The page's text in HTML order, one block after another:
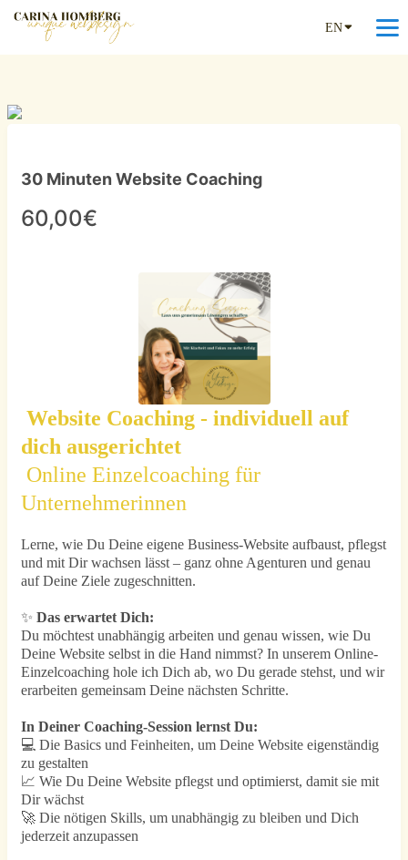
EN
30 Minuten Website Coaching
60,00€
Website Coaching - individuell auf
dich ausgerichtet
Online Einzelcoaching für
Unternehmerinnen
Lerne, wie Du Deine eigene Business-Website aufbaust, pflegst
und mit Dir wachsen lässt – ganz ohne Agenturen und genau
auf Deine Ziele zugeschnitten.
✨ Das erwartet Dich:
Du möchtest unabhängig arbeiten und genau wissen, wie Du
Deine Website selbst in die Hand nimmst? In unserem Online-
Einzelcoaching hole ich Dich ab, wo Du gerade stehst, und wir
erarbeiten gemeinsam Deine nächsten Schritte.
In Deiner Coaching-Session lernst Du:
💻 Die Basics und Feinheiten, um Deine Website eigenständig
zu gestalten
📈 Wie Du Deine Website pflegst und optimierst, damit sie mit
Dir wächst
🚀 Die nötigen Skills, um unabhängig zu bleiben und Dich
jederzeit anzupassen